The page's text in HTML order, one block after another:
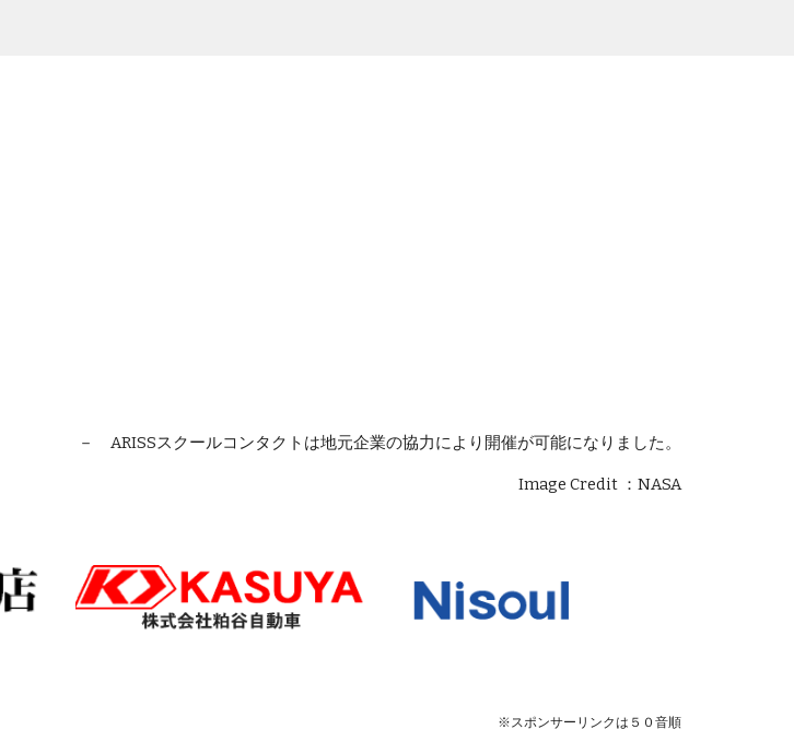
－ ARISSスクールコンタクトは地元企業の協力により開催が可能になりました。
Image Credit ：NASA
※スポンサーリンクは５０音順